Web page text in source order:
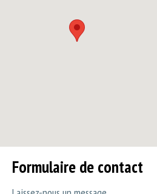
Formulaire de contact